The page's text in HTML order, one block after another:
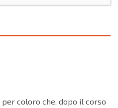
coloro che, dopo il corso